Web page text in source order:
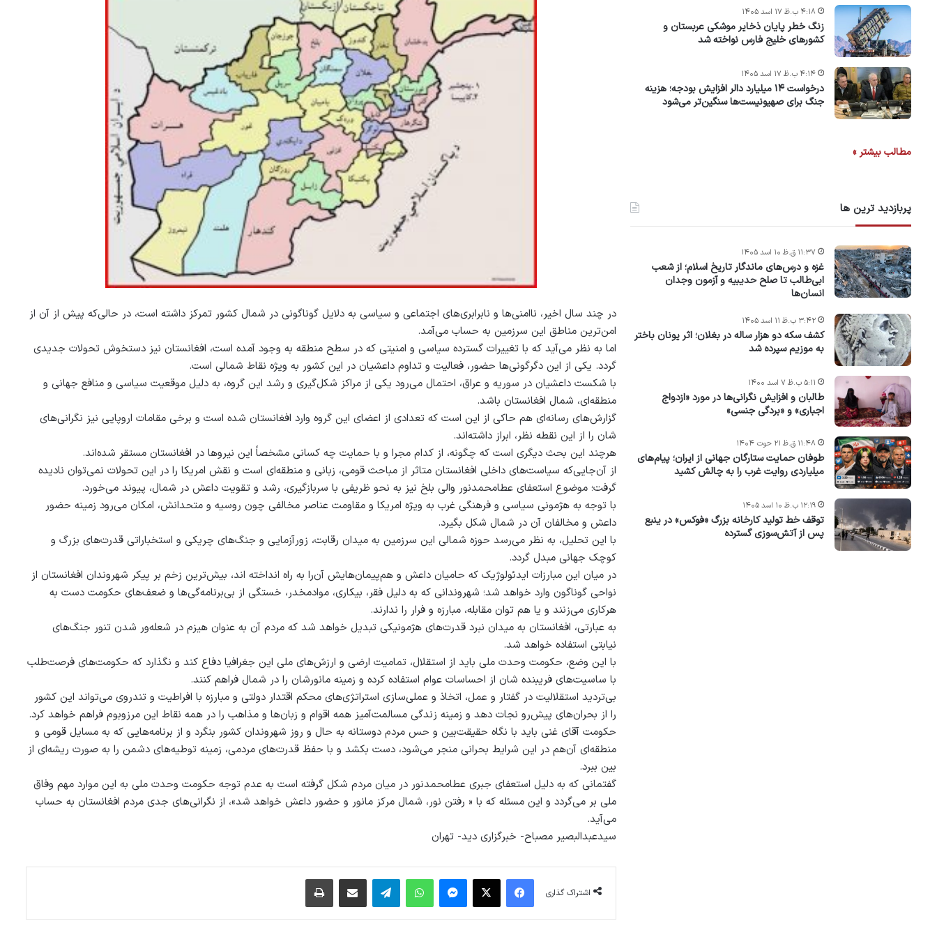
در چند سال اخیر، ناامنی‌ها و نابرابری‌های اجتماعی و سیاسی به دلایل گوناگونی در شمال کشور تمرکز داشته است، در حالی‌که پیش از آن از
امن‌ترین مناطق این سرزمین به حساب می‌آمد.
اما به نظر می‌آید که با تغییرات گسترده‌ سیاسی و امنیتی که در سطح منطقه به ‌وجود آمده است، افغانستان نیز دستخوش تحولات جدیدی
گردد. یکی از این دگرگونی‌ها حضور، فعالیت و تداوم داعشیان در این کشور به ‌ویژه نقاط شمالی است.
با شکست داعشیان در سوریه و عراق، احتمال می‌رود یکی از مراکز شکل‌گیری و رشد این گروه، به دلیل موقعیت سیاسی و منافع جهانی و
منطقه‌ای، شمال افغانستان باشد.
گزارش‌های رسانه‌ای هم حاکی از این است که تعدادی از اعضای این گروه وارد افغانستان شده است و برخی مقامات اروپایی نیز نگرانی‌های
شان را از این نقطه نظر، ابراز داشته‌اند.
هرچند این بحث دیگری است که چگونه، از کدام مجرا و با حمایت چه کسانی مشخصاً این نیروها در افغانستان مستقر شده‌اند.
از آن‌جایی‌که سیاست‌های داخلی افغانستان متاثر از مباحث قومی، زبانی و منطقه‌ای است و نقش امریکا را در این تحولات نمی‌توان نادیده
گرفت؛ موضوع استعفای عطا‌محمدنور والی بلخ نیز به نحو ظریفی با سربازگیری، رشد و تقویت داعش در شمال، پیوند می‌خورد.
با توجه به هژمونی سیاسی و فرهنگی غرب به ‌ویژه امریکا و مقاومت عناصر مخالفی چون روسیه و متحدانش، امکان می‌رود زمینه‌ حضور
داعش و مخالفان آن در شمال شکل بگیرد.
با این تحلیل، به نظر‌ می‌رسد حوزه شمالی این سرزمین به میدان رقابت، زورآزمایی و جنگ‌های چریکی و استخباراتی قدرت‌های بزرگ و
کوچک جهانی مبدل گردد.
در میان این مبارزات ایدئولوژیک که حامیان داعش و هم‌پیمان‌هایش آن‌را به راه انداخته اند، بیش‌ترین زخم بر پیکر شهروندان افغانستان از
نواحی گوناگون وارد خواهد شد؛ شهروندانی که به دلیل فقر، بیکاری، موادمخدر، خستگی از بی‌برنامه‌گی‌ها و ضعف‌های حکومت دست به
هرکاری می‌زنند و یا هم توان مقابله، مبارزه و فرار را ندارند.
به عبارتی، افغانستان به میدان نبرد قدرت‌های هژمونیکی تبدیل خواهد شد که مردم آن به عنوان هیزم در شعله‌ور شدن تنور جنگ‌های
نیابتی استفاده خواهد شد.
با این وضع، حکومت وحدت ملی باید از استقلال، تمامیت ارضی و ارزش‌های ملی این جغرافیا دفاع کند و نگذارد که حکومت‌های فرصت‌طلب
با ساسیت‌های فریبنده شان از احساسات عوام استفاده کرده و زمینه‌ مانورشان را در شمال فراهم کنند.
بی‌تردید استقلالیت در گفتار و عمل، اتخاذ و عملی‌سازی استراتژی‌های محکم اقتدار دولتی و مبارزه با افراطیت و تندروی می‌تواند این کشور
را از بحران‌های پیش‌رو نجات دهد و زمینه‌ زندگی مسالمت‌آمیز همه اقوام و زبان‌ها و مذاهب را در همه نقاط این مرزوبوم فراهم خواهد کرد.
حکومت آقای غنی باید با نگاه حقیقت‌بین و حس مردم دوستانه به حال و روز شهروندان کشور بنگرد و از برنامه‌هایی که به مسایل قومی و
منطقه‌ای آن‌هم در این شرایط بحرانی منجر می‌شود، دست بکشد و با حفظ قدرت‌های مردمی، زمینه توطیه‌های دشمن را به صورت ریشه‌ای از
بین ببرد.
گفتمانی که به دلیل استعفای جبری عطامحمدنور در میان مردم شکل گرفته است به عدم توجه حکومت وحدت ملی به این موارد مهم وفاق
ملی بر می‌گردد و این مسئله که با « رفتن نور، شمال مرکز مانور و حضور داعش خواهد شد»، از نگرانی‌های جدی مردم افغانستان به حساب
می‌آید.
سیدعبدالبصیر مصباح- خبرگزاری دید- تهران
اشتراک گذاری
فیس بوک X پیام رسان واتس آپ تلگرام اشتراک گذاری از طریق ایمیل
زنگ خطر پایان ذخایر موشکی عربستان و
کشورهای خلیج فارس نواخته شد
۴:۱۸ ب.ظ ۱۷ اسد ۱۴۰۵
درخواست ۱۴ میلیارد دالر افزایش بودجه؛ هزینه
جنگ برای صهیونیست‌ها سنگین‌تر می‌شود
۴:۱۴ ب.ظ ۱۷ اسد ۱۴۰۵
مطالب بیشتر »
پربازدید ترین ها
غزه و درس‌های ماندگار تاریخ اسلام؛ از شعب
ابی‌طالب تا صلح حدیبیه و آزمون وجدان
انسان‌ها
۱۱:۳۷ ق.ظ ۱۰ اسد ۱۴۰۵
کشف سکه دو هزار ساله در بغلان؛ اثر یونان باختر
به موزیم سپرده شد
۳:۴۲ ب.ظ ۱۱ اسد ۱۴۰۵
طالبان و افزایش نگرانی‌ها در مورد «ازدواج
اجباری» و «بردگی جنسی»
۵:۱۱ ب.ظ ۷ اسد ۱۴۰۰
طوفان حمایت ستارگان جهانی از ایران؛ پیام‌های
میلیاردی روایت غرب را به چالش کشید
۱۱:۴۸ ق.ظ ۲۱ حوت ۱۴۰۴
توقف خط تولید کارخانه بزرگ «فوکس» در ینبع
پس از آتش‌سوزی گسترده
۱۲:۱۹ ب.ظ ۱۰ اسد ۱۴۰۵